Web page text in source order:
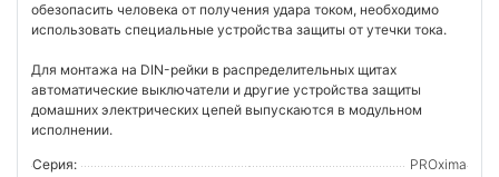
обезопасить человека от получения удара током, необходимо
использовать специальные устройства защиты от утечки тока.
Для монтажа на DIN-рейки в распределительных щитах
автоматические выключатели и другие устройства защиты
домашних электрических цепей выпускаются в модульном
исполнении.
Серия: PROxima